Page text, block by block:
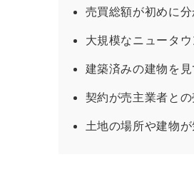
売買総額が初めに
大規模なニュータ
建築済みの建物を
契約が売主業者と
土地の場所や建物